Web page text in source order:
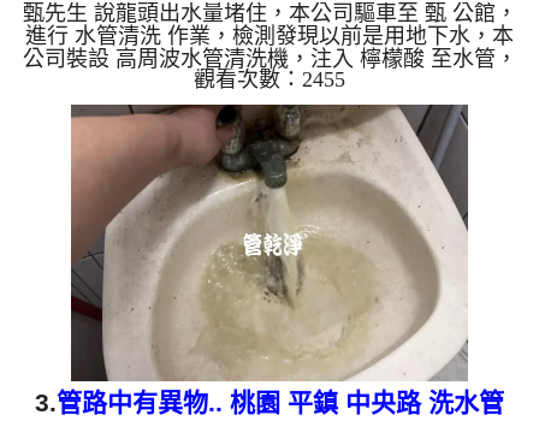
甄先生 說龍頭出水量堵住，本公司驅車至 甄 公館，
進行 水管清洗 作業，檢測發現以前是用地下水，本
公司裝設 高周波水管清洗機，注入 檸檬酸 至水管，
等了約15分，開啟 水管清洗機 ，啟動 螺旋波 模式，
一洗水管就流出黑色髒水，看起來就像是醬油，越洗
顏色就越黑，兩個多小時後，出水量恢復正常了。
如是自來水，如水管老化，會產生鐵鏽跟泥沙堆積，
洗出來的水就會是咖啡色，地下水含有氧化錳，管壁
上會結成黑色管垢，洗出來的水會跟石油一樣黑，有
些洗出綠色的水，是因為裡面有銅的物質，生鏽產生
銅綠，如是藍色的...
觀看次數：2455
3.管路中有異物.. 桃園 平鎮 中央路 洗水管